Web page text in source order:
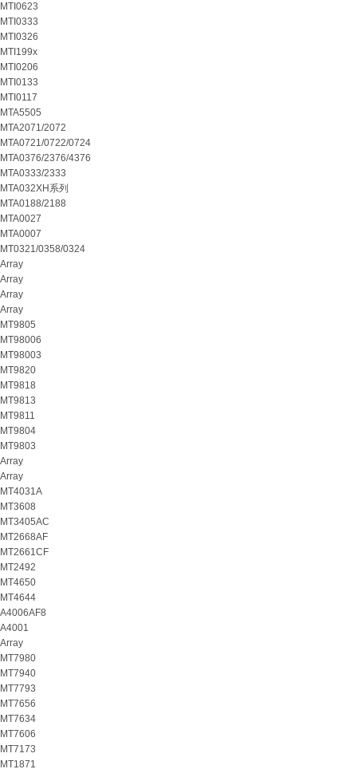
MTI0623
MTI0333
MTI0326
MTI199x
MTI0206
MTI0133
MTI0117
MTA5505
MTA2071/2072
MTA0721/0722/0724
MTA0376/2376/4376
MTA0333/2333
MTA032XH系列
MTA0188/2188
MTA0027
MTA0007
MT0321/0358/0324
Array
Array
Array
Array
MT9805
MT98006
MT98003
MT9820
MT9818
MT9813
MT9811
MT9804
MT9803
Array
Array
MT4031A
MT3608
MT3405AC
MT2668AF
MT2661CF
MT2492
MT4650
MT4644
A4006AF8
A4001
Array
MT7980
MT7940
MT7793
MT7656
MT7634
MT7606
MT7173
MT1871